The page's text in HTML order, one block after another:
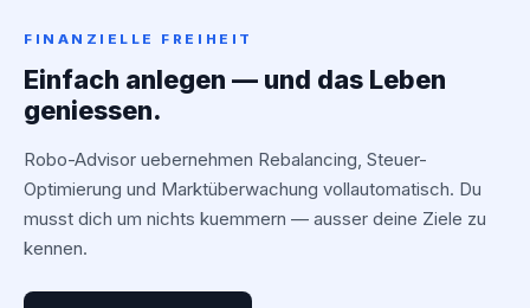
FINANZIELLE FREIHEIT
Einfach anlegen — und das Leben
geniessen.
Robo-Advisor uebernehmen Rebalancing, Steuer-
Optimierung und Marktüberwachung vollautomatisch. Du
musst dich um nichts kuemmern — ausser deine Ziele zu
kennen.